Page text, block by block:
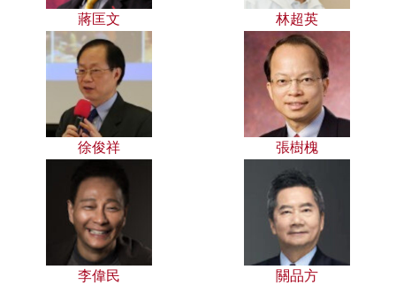
蔣匡文 林超英
徐俊祥 張樹槐
李偉民 關品方